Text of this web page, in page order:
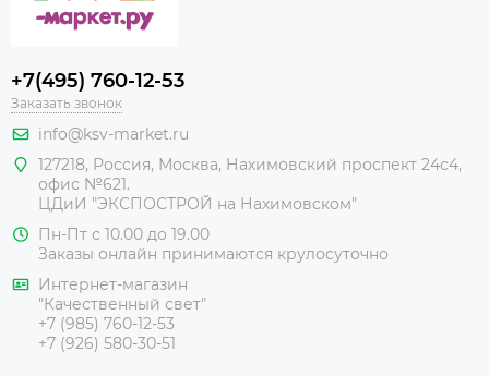
+7(495) 760-12-53
Заказать звонок
info@ksv-market.ru
127218, Россия, Москва, Нахимовский проспект 24с4,
офис №621.
ЦДиИ "ЭКСПОСТРОЙ на Нахимовском"
Пн-Пт с 10.00 до 19.00
Заказы онлайн принимаются крулосуточно
Интернет-магазин
"Качественный свет"
+7 (985) 760-12-53
+7 (926) 580-30-51